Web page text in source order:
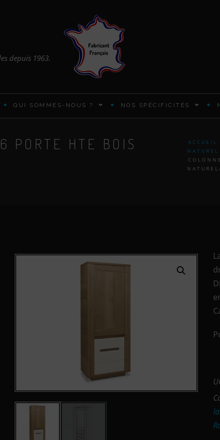
depuis 1963.
ARMOIRES ET PENDERIES
QUI SOMMES-NOUS ? NOS SPÉCIFICITÉS
PORTE HTE BOIS
ACCUEIL
NATUREL